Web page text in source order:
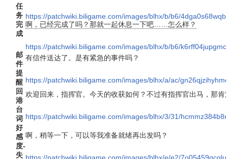
任
务
完
成
https://patchwiki.biligame.com/images/blhx/b/b6/
啊，已经完成了吗？那就一起休息一下吧……怎么样？
https://patchwiki.biligame.com/images/blhx/b/b6/
邮
件
提
醒
有信件送达了。是有紧急的事件吗？
https://patchwiki.biligame.com/images/blhx/a/ac/
回
港
台
词
欢迎回来，指挥官。今天的收获如何？不过有指挥官出马，那肯
https://patchwiki.biligame.com/images/blhx/3/31/
好
感
度-
失
啊，稍等一下，可以等我准备就绪再出发吗？